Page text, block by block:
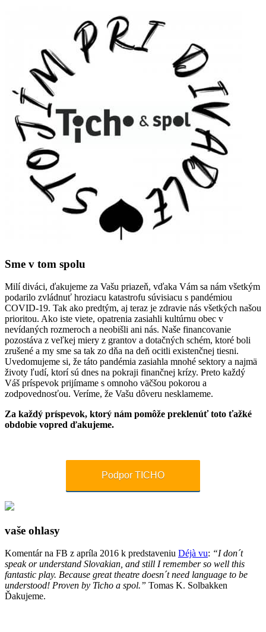
Sme v tom spolu
Milí diváci, ďakujeme za Vašu priazeň, vďaka Vám sa nám všetkým
podarilo zvládnuť hroziacu katastrofu súvisiacu s pandémiou
COVID-19. Tak ako predtým, aj teraz je zdravie nás všetkých našou
prioritou. Ako iste viete, opatrenia zasiahli kultúrnu obec v
nevídaných rozmeroch a neobišli ani nás. Naše financovanie
pozostáva z veľkej miery z grantov a dotačných schém, ktoré boli
zrušené a my sme sa tak zo dňa na deň ocitli existenčnej tiesni.
Uvedomujeme si, že táto pandémia zasiahla mnohé sektory a najmä
životy ľudí, ktorí sú dnes na pokraji finančnej krízy. Preto každý
Váš príspevok prijímame s omnoho väčšou pokorou a
zodpovednosťou. Veríme, že Vašu dôveru nesklameme.
Za každý príspevok, ktorý nám pomôže preklenúť toto ťažké
obdobie vopred ďakujeme.
Podpor TICHO
vaše ohlasy
Komentár na FB z apríla 2016 k predstaveniu Déjà vu: “I don´t
speak or understand Slovakian, and still I remember so well this
fantastic play. Because great theatre doesn´t need language to be
understood! Proven by Ticho a spol.” Tomas K. Solbakken
Ďakujeme.